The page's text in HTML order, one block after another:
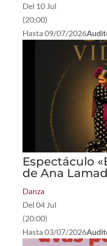
Del 10 Jul
(20:00)
Hasta 09/07/2026
Espectáculo
de Ana
Danza
Del 04 Jul
(20:00)
Hasta 03/07/2026